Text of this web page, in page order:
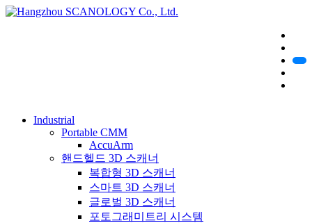
Industrial
Portable CMM
AccuArm
핸드헬드 3D 스캐너
복합형 3D 스캐너
스마트 3D 스캐너
글로벌 3D 스캐너
포토그래미트리 시스템